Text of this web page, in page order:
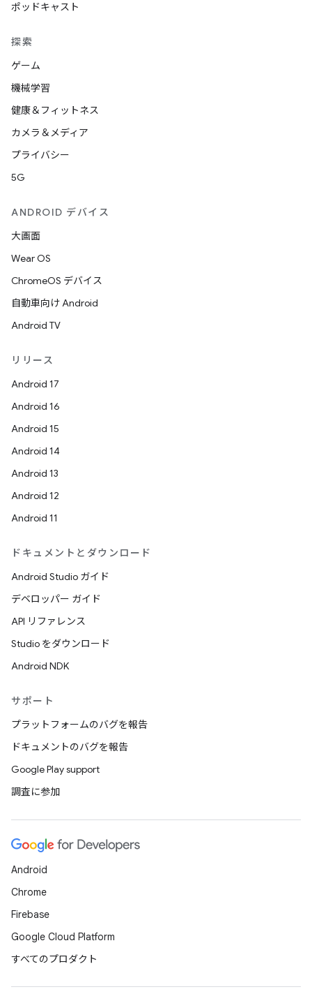
ポッドキャスト
探索
ゲーム
機械学習
健康＆フィットネス
カメラ＆メディア
プライバシー
5G
ANDROID デバイス
大画面
Wear OS
ChromeOS デバイス
自動車向け Android
Android TV
リリース
Android 17
Android 16
Android 15
Android 14
Android 13
Android 12
Android 11
ドキュメントとダウンロード
Android Studio ガイド
デベロッパー ガイド
API リファレンス
Studio をダウンロード
Android NDK
サポート
プラットフォームのバグを報告
ドキュメントのバグを報告
Google Play support
調査に参加
Android
Chrome
Firebase
Google Cloud Platform
すべてのプロダクト